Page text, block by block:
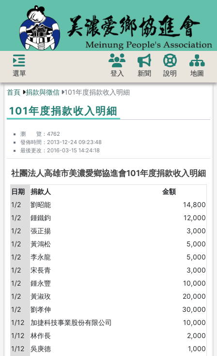
選單 登入 新聞 說明 地圖
首頁 捐款與徵信 101年度捐款收入明細
101年度捐款收入明細
瀏 覽
4762
發佈時間
2013-12-24 09:23:48
最後更改
2016-03-15 14:24:18
社團法人高雄市美濃愛鄉協進會101年度捐款收入明細
日期 捐款人
金額
1/2
劉昭能
14,800
1/2
鍾鐵鈞
12,000
1/2
張正揚
3,000
1/2
黃鴻松
5,000
1/2
李永龍
5,000
1/2
宋長青
3,000
1/2
鍾永豐
10,000
1/2
黃淑玫
20,000
1/2
劉孝伸
30,000
1/12
加捷科技事業股份有限公司
10,000
1/12
林作長
2,000
1/12
吳庚德
1,000